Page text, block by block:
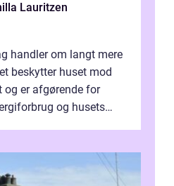
Lauritzen
handler om langt mere
beskytter huset mod
er afgørende for
og husets